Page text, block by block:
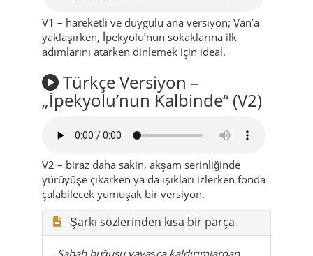
V1 – hareketli ve duygulu ana versiyon; Van’a
yaklaşırken, İpekyolu’nun sokaklarına ilk
adımlarını atarken dinlemek için ideal.
Türkçe Versiyon –
„İpekyolu’nun Kalbinde“ (V2)
V2 – biraz daha sakin, akşam serinliğinde
yürüyüşe çıkarken ya da ışıkları izlerken fonda
çalabilecek yumuşak bir versiyon.
Şarkı sözlerinden kısa bir parça
„Sabah buğusu yavaşça kaldırımlardan